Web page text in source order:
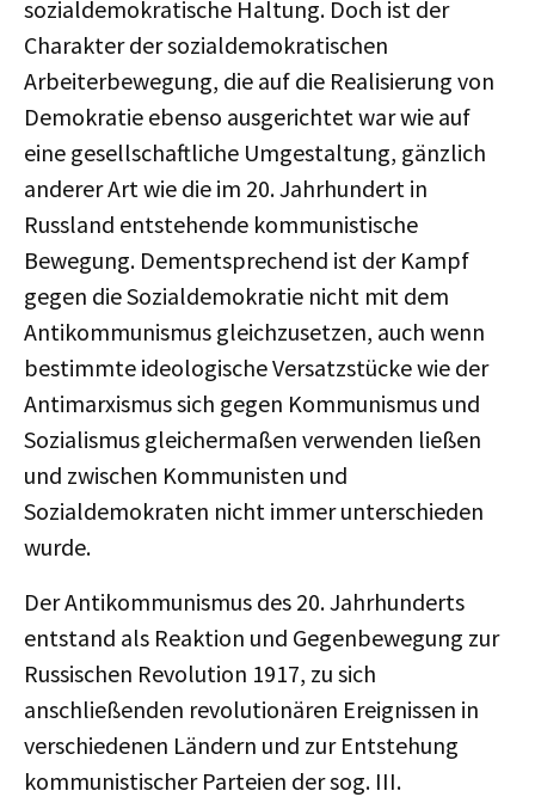
sozialdemokratische Haltung. Doch ist der
Charakter der sozialdemokratischen
Arbeiterbewegung, die auf die Realisierung von
Demokratie ebenso ausgerichtet war wie auf
eine gesellschaftliche Umgestaltung, gänzlich
anderer Art wie die im 20. Jahrhundert in
Russland entstehende kommunistische
Bewegung. Dementsprechend ist der Kampf
gegen die Sozialdemokratie nicht mit dem
Antikommunismus gleichzusetzen, auch wenn
bestimmte ideologische Versatzstücke wie der
Antimarxismus sich gegen Kommunismus und
Sozialismus gleichermaßen verwenden ließen
und zwischen Kommunisten und
Sozialdemokraten nicht immer unterschieden
wurde.
Der Antikommunismus des 20. Jahrhunderts
entstand als Reaktion und Gegenbewegung zur
Russischen Revolution 1917, zu sich
anschließenden revolutionären Ereignissen in
verschiedenen Ländern und zur Entstehung
kommunistischer Parteien der sog. III.